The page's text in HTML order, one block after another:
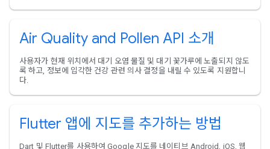
Air Quality and Pollen API 소개
사용자가 현재 위치에서 대기 오염 물질 및 대기 꽃가루에 노출되지 않도
록 하고, 정보에 입각한 건강 관련 의사 결정을 내릴 수 있도록 지원합니
다.
Flutter 앱에 지도를 추가하는 방법
Dart 및 Flutter를 사용하여 Google 지도를 네이티브 Android, iOS, 웹